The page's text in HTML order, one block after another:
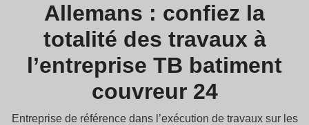
Allemans : confiez la
totalité des travaux à
l’entreprise TB batiment
couvreur 24
Entreprise de référence dans l’exécution de travaux sur les